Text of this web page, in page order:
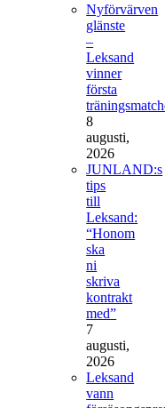
Nyförvärven
glänste
–
Leksand
vinner
första
8
augusti,
2026
JUNLAND:s
tips
till
Leksand:
“Honom
ska
ni
skriva
kontrakt
med”
7
augusti,
2026
Leksand
vann